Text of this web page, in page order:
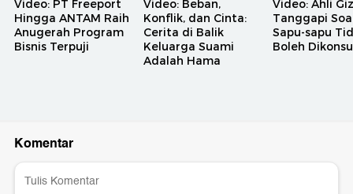
Video: PT Freeport
Hingga ANTAM Raih
Anugerah Program
Bisnis Terpuji
Video: Beban,
Konflik, dan Cinta:
Cerita di Balik
Keluarga Suami
Adalah Hama
Video: Ahli
Tanggapi
Sapu-sapu
Boleh